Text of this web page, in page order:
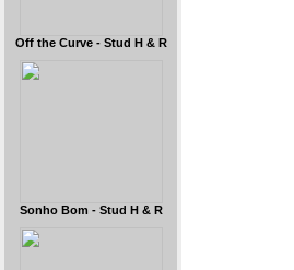
Off the Curve - Stud H & R
Sonho Bom - Stud H & R